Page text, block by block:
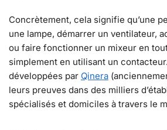
Concrètement, cela signifie qu’une
une lampe, démarrer un ventilateur,
ou faire fonctionner un mixeur en
simplement en utilisant un
développées par Qinera
leurs preuves dans des milliers
spécialisés et domiciles à travers le